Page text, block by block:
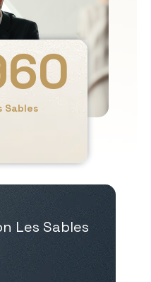
Sables
Les Sables